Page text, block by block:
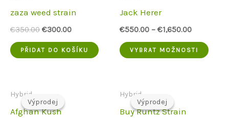
zaza weed strain
€350.00 Původní
byla:
€350.00.
€300.00Aktuální
je:
€300.00.
PŘIDAT DO KOŠÍKU
Jack Herer
€550.00 – €1,650.00
VYBRAT MOŽNOSTI
Výprodej
Výprodej
Hybrid
Afghan Kush
Výprodej
Výprodej
Hybrid
Buy Runtz Strain